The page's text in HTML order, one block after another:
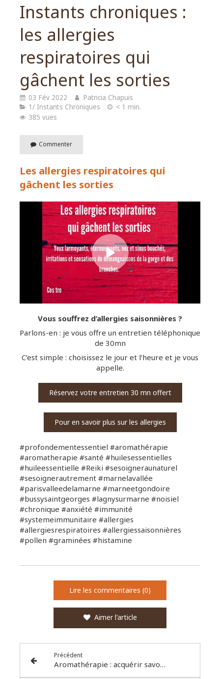
Instants chroniques :
les allergies
respiratoires qui
gâchent les sorties
03 Fév 2022
Patricia Chapuis
1/ Instants Chroniques
< 1 min.
385 vues
Commenter
Les allergies respiratoires qui
gâchent les sorties
Vous souffrez d’allergies saisonnières ?
Parlons-en : je vous offre un entretien téléphonique
de 30mn
C’est simple : choisissez le jour et l’heure et je vous
appelle.
Réservez votre entretien 30 mn offert
Pour en savoir plus sur les allergies
#profondementessentiel #aromathérapie
#aromatherapie #santé #huilesessentielles
#huileessentielle #Reiki #sesoigneraunaturel
#sesoignerautrement #marnelavallée
#parisvalleedelamarne #marneetgondoire
#bussysaintgeorges #lagnysurmarne #noisiel
#chronique #anxiété #immunité
#systemeimmunitaire #allergies
#allergiesrespiratoires #allergiessaisonnières
#pollen #graminées #histamine
Lire les commentaires (0)
Aimer l'article
Précédent
Aromathérapie : acquérir savoir & connaissances pour une utilisation efficace et sécurisée